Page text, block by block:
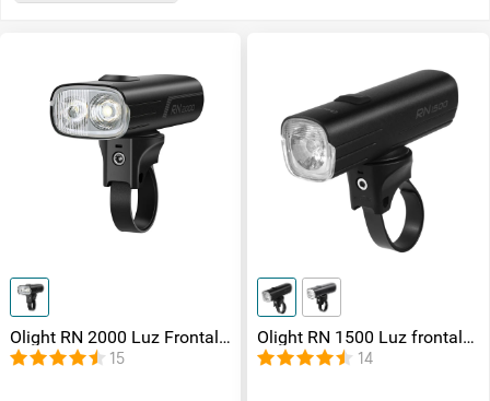
Olight RN 2000 Luz Frontal
para Bicicleta15
Olight RN 1500 Luz frontal
para bicicleta14